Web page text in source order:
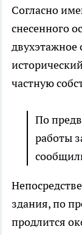
Согласно
снесенного
двухэтажное
частную
По
работы
здания, по
продлится